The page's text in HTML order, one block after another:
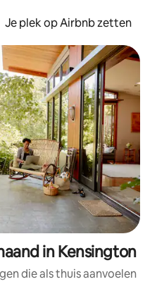
Je plek op Airbnb zetten
in Kensington
die als thuis aanvoelen